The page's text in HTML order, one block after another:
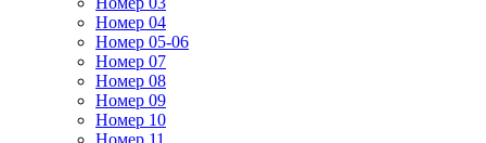
Номер 04
Номер 05-06
Номер 07
Номер 08
Номер 09
Номер 10
Номер 11